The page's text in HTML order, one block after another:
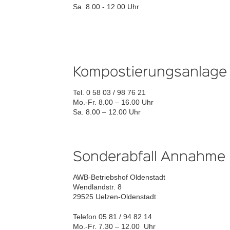
Sa. 8.00 - 12.00 Uhr
Kompostierungsanlage
Tel. 0 58 03 / 98 76 21
Mo.-Fr. 8.00 – 16.00 Uhr
Sa. 8.00 – 12.00 Uhr
Sonderabfall Annahme
AWB-Betriebshof Oldenstadt
Wendlandstr. 8
29525 Uelzen-Oldenstadt
Telefon 05 81 / 94 82 14
Mo.-Fr. 7.30 – 12.00 Uhr